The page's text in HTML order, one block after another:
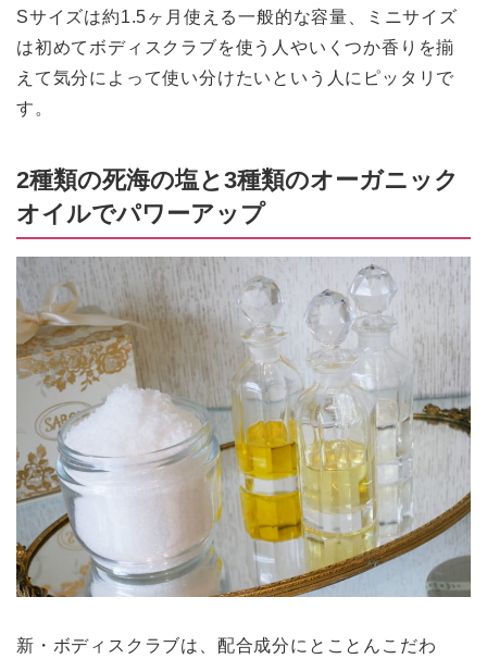
Sサイズは約1.5ヶ月使える一般的な容量、ミニサイズ
は初めてボディスクラブを使う人やいくつか香りを揃
えて気分によって使い分けたいという人にピッタリで
す。
2種類の死海の塩と3種類のオーガニック
オイルでパワーアップ
新・ボディスクラブは、配合成分にとことんこだわ